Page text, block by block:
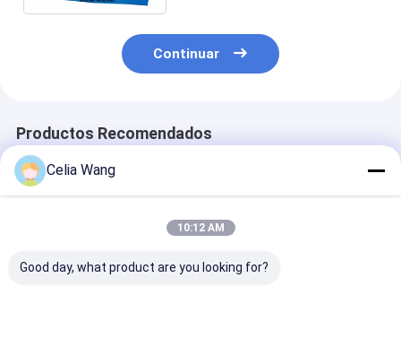
Continuar
Productos Recomendados
Celia Wang
10:12 AM
Good day, what product are you looking for?